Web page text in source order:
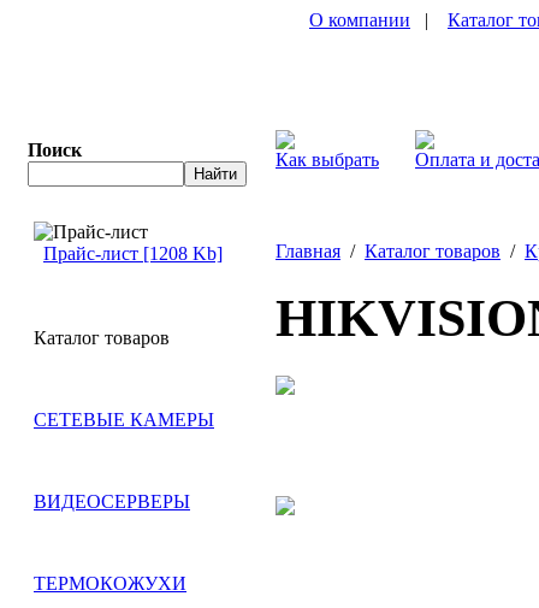
Поиск
О компании | Каталог
Как выбрать Оплата и
Прайс-лист [1208 Kb]
Каталог товаров
СЕТЕВЫЕ КАМЕРЫ
ВИДЕОСЕРВЕРЫ
ТЕРМОКОЖУХИ
Главная / Каталог товаров /